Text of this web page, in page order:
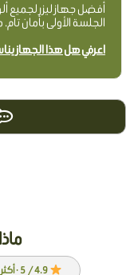
الجلسة الأولى بأمان
اعرفي هل هذا الجهاز